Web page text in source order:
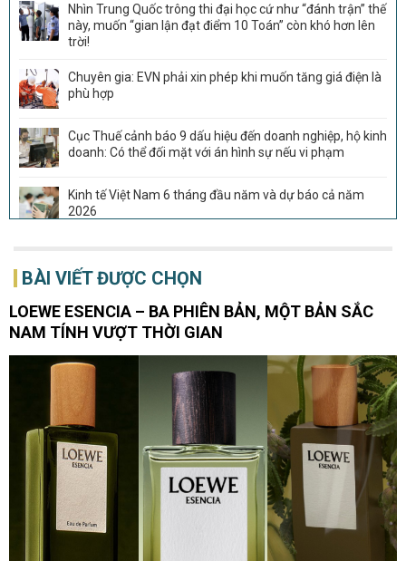
Nhìn Trung Quốc trông thi đại học cứ như “đánh trận” thế
này, muốn “gian lận đạt điểm 10 Toán” còn khó hơn lên
trời!
Chuyên gia: EVN phải xin phép khi muốn tăng giá điện là
phù hợp
Cục Thuế cảnh báo 9 dấu hiệu đến doanh nghiệp, hộ kinh
doanh: Có thể đối mặt với án hình sự nếu vi phạm
Kinh tế Việt Nam 6 tháng đầu năm và dự báo cả năm
2026
dự án đường sắt 266.000 tỷ đồng, rút ngắn thời gian từ
Đà Nẵng tới Hội An còn 20 phút
Vượt Trung Quốc, Việt Nam vừa đón tin cực vui tại Mỹ
Đế chế giày 1.100 cửa hàng tại Nhật Bản muốn tiến vào
Lãi vài trăm tỷ mỗi năm nhờ giúp các đại gia săn “vàng
đen” ngoài khơi, DN đội trực thăng lớn nhất Việt Nam còn
sở hữu số cổ phiếu ngân hàng trị giá 16.700 tỷ
BÀI VIẾT ĐƯỢC CHỌN
LOEWE ESENCIA – BA PHIÊN BẢN, MỘT BẢN SẮC
NAM TÍNH VƯỢT THỜI GIAN